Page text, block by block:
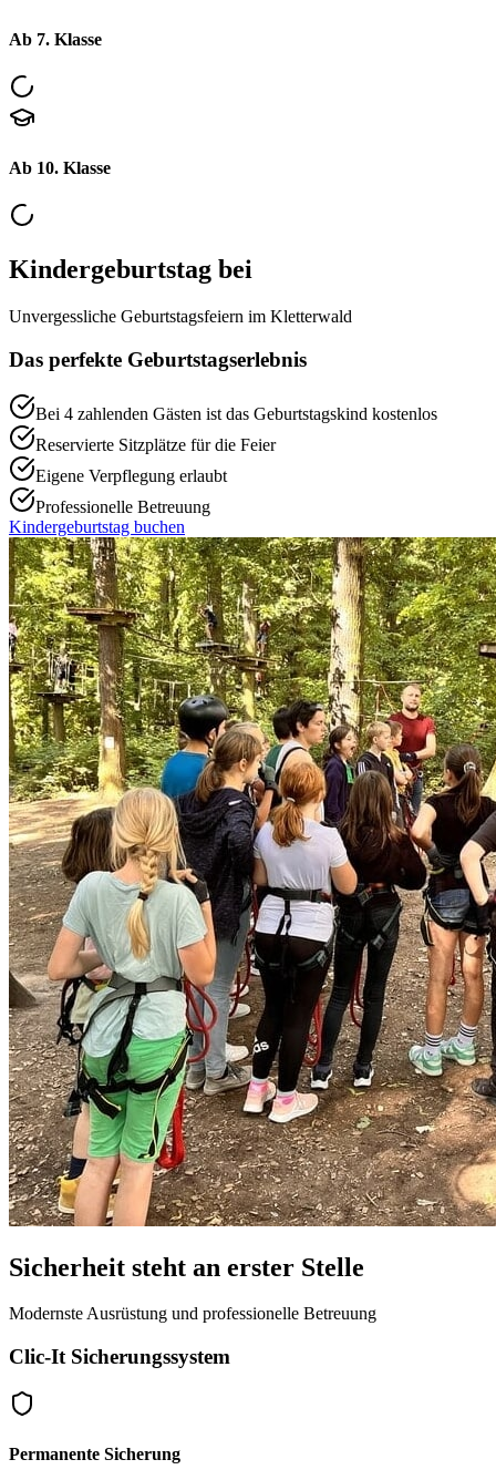
Ab 7. Klasse
Ab 10. Klasse
Kindergeburtstag bei
Unvergessliche Geburtstagsfeiern im Kletterwald
Das perfekte Geburtstagserlebnis
Bei 4 zahlenden Gästen ist das Geburtstagskind kostenlos
Reservierte Sitzplätze für die Feier
Eigene Verpflegung erlaubt
Professionelle Betreuung
Kindergeburtstag buchen
Sicherheit steht an erster Stelle
Modernste Ausrüstung und professionelle Betreuung
Clic-It Sicherungssystem
Permanente Sicherung